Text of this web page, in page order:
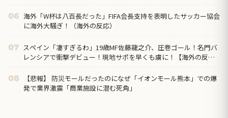
06 海外「W杯は八百長だった」FIFA会長支持を表明したサッカー協会
に海外大騒ぎ！（海外の反応）
07 スペイン「凄すぎるわ」19歳MF佐藤龍之介、圧巻ゴール！名門バ
レンシアで衝撃デビュー！現地サポを早くも虜に！【海外の反
08
【悲報】 防災モールだったのになぜ「イオンモール熊本」での爆
発で業界激震「商業施設に潜む死角」